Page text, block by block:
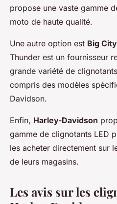
propose une vaste gamme
moto de haute qualité.
Une autre option est Big
Thunder est un fournisseur
grande variété de
compris des modèles
Davidson.
Enfin, Harley-Davidson
gamme de clignotants LED
les acheter directement sur
de leurs magasins.
Les avis sur les